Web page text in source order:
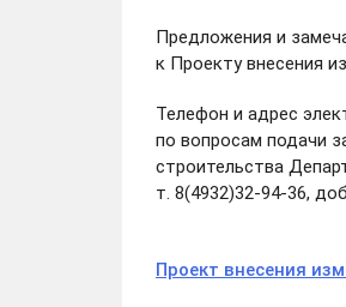
Предложения и
к Проекту внесения
Телефон и адрес
по вопросам подачи
строительства
т. 8(4932)32-94-36,
Проект внесения